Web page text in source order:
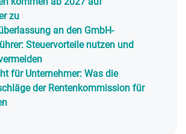
zu
an den GmbH-
Steuervorteile nutzen und
für Unternehmer: Was die
der Rentenkommission für